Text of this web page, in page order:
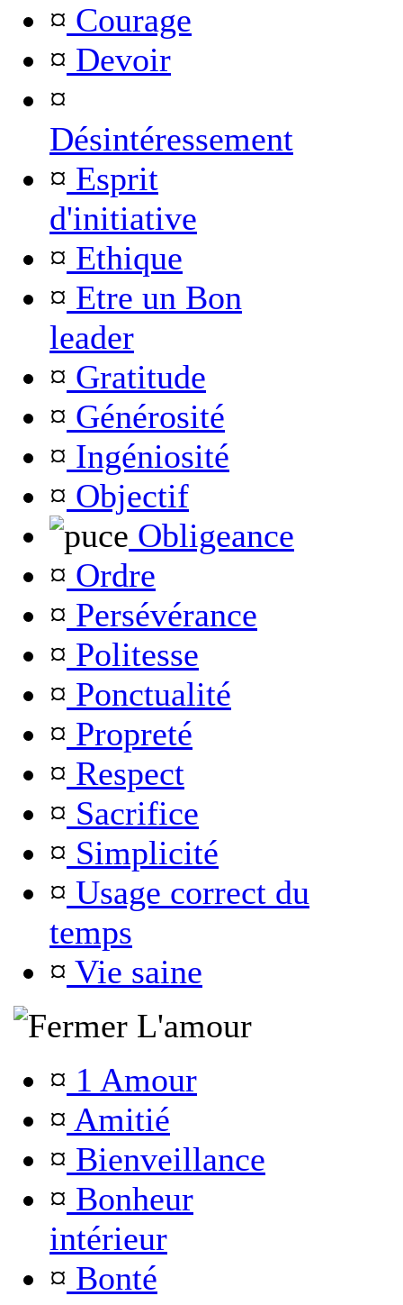
¤ Courage
¤ Devoir
¤
Désintéressement
¤ Esprit
d'initiative
¤ Ethique
¤ Etre un Bon
leader
¤ Gratitude
¤ Générosité
¤ Ingéniosité
¤ Objectif
Obligeance
¤ Ordre
¤ Persévérance
¤ Politesse
¤ Ponctualité
¤ Propreté
¤ Respect
¤ Sacrifice
¤ Simplicité
¤ Usage correct du
temps
¤ Vie saine
L'amour
¤ 1 Amour
¤ Amitié
¤ Bienveillance
¤ Bonheur
intérieur
¤ Bonté